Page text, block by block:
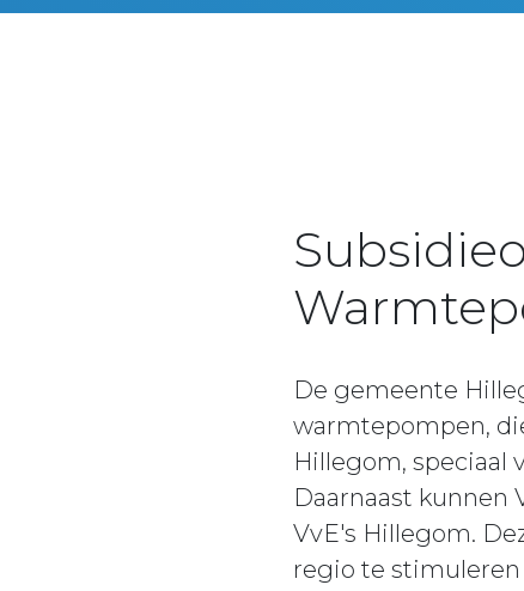
De gemeente
warmtepompen,
Hillegom, speciaal
Daarnaast kunnen
VvE's Hillegom.
regio te stimuleren